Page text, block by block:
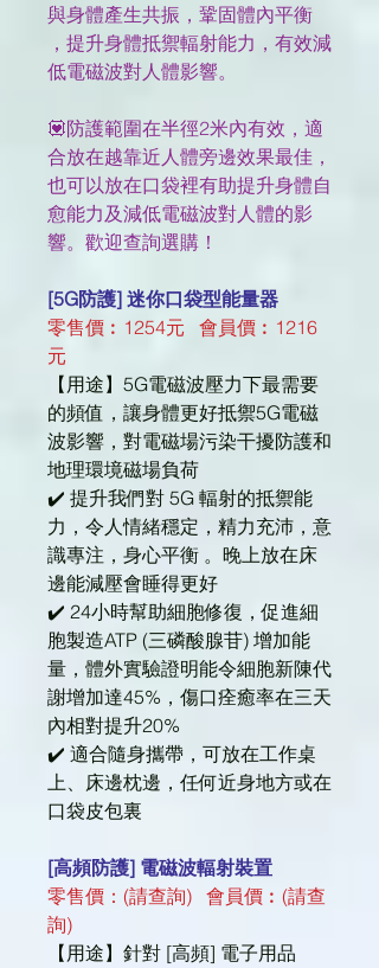
與身體產生共振，鞏固體內平衡
，提升身體抵禦輻射能力，有效減
低電磁波對人體影響。
💟防護範圍在半徑2米內有效，適
合放在越靠近人體旁邊效果最佳，
也可以放在口袋裡有助提升身體自
愈能力及減低電磁波對人體的影
響。歡迎查詢選購！
[5G防護] 迷你口袋型能量器
零售價︰1254元 會員價︰1216
元
【用途】5G電磁波壓力下最需要
的頻值，讓身體更好抵禦5G電磁
波影響，對電磁場污染干擾防護和
地理環境磁場負荷
✔️ 提升我們對 5G 輻射的抵禦能
力，令人情緒穩定，精力充沛，意
識專注，身心平衡 。晚上放在床
邊能減壓會睡得更好
✔️ 24小時幫助細胞修復，促進細
胞製造ATP (三磷酸腺苷) 增加能
量，體外實驗證明能令細胞新陳代
謝增加達45%，傷口痊癒率在三天
內相對提升20%
✔️ 適合隨身攜帶，可放在工作桌
上、床邊枕邊，任何近身地方或在
口袋皮包裏
[高頻防護] 電磁波輻射裝置
零售價：(請查詢) 會員價︰(請查
詢)
【用途】針對 [高頻] 電子用品